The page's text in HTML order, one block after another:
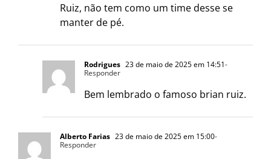
Ruiz, não tem como um time desse se
manter de pé.
Rodrigues 23 de maio de 2025 em 14:51-
Responder
Bem lembrado o famoso brian ruiz.
Alberto Farias 23 de maio de 2025 em 15:00-
Responder